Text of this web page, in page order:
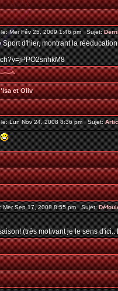
Mer Fév 25, 2009 1:46 pm Sujet:
Sport d'hier, montrant la
et Oliv
Lun Nov 24, 2008 8:36 pm Sujet:
Sep 17, 2008 8:55 pm Sujet:
(très motivant je le sens